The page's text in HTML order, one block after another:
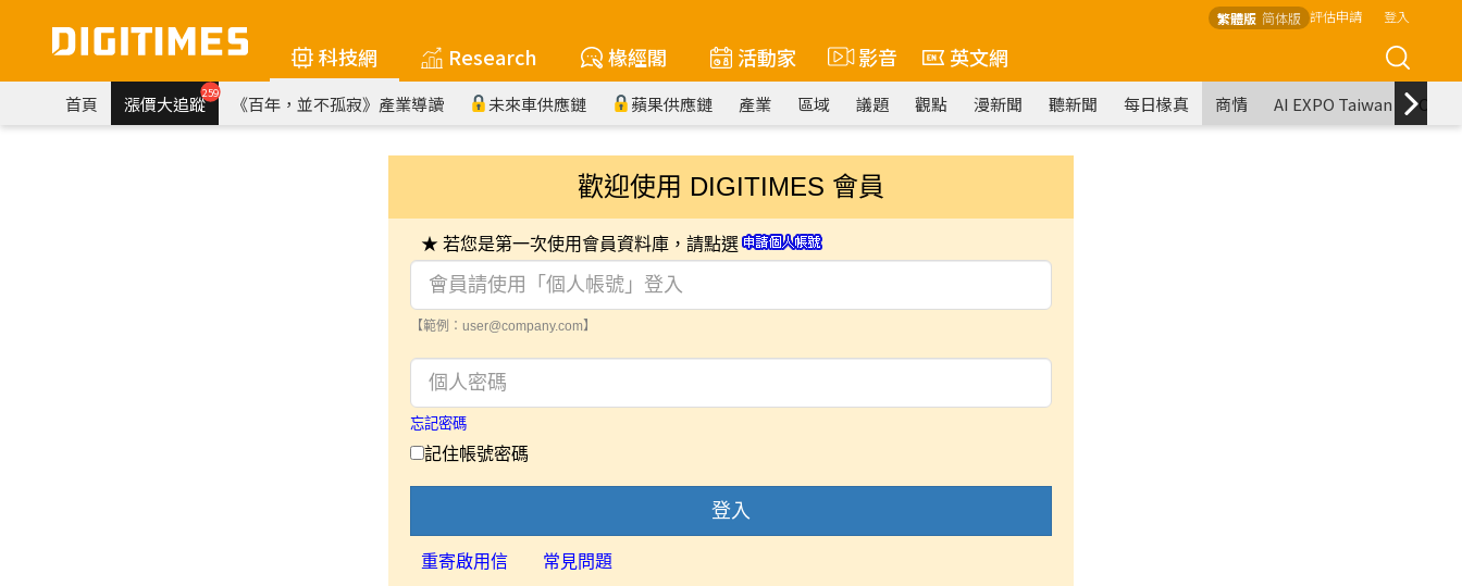
繁體版 简体版 評估申請 登入
科技網 Research 椽經閣 活動家 影音 英文網
首頁 漲價大追蹤259 《百年，並不孤寂》產業導讀 未來車供應鏈 蘋果供應鏈 產業 區域 議題 觀點 漫新聞 聽新聞 每日椽真 商情 AI EXPO Taiwan
歡迎使用 DIGITIMES 會員
★ 若您是第一次使用會員資料庫，請點選
【範例：user@company.com】
忘記密碼
記住帳號密碼
登入
重寄啟用信 常見問題